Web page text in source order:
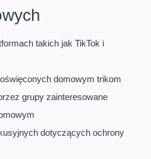
takich jak TikTok i
domowym trikom
grupy zainteresowane
dotyczących ochrony